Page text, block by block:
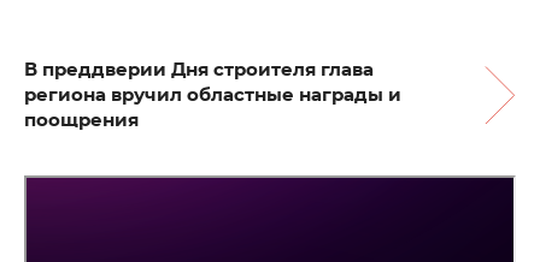
В преддверии Дня строителя глава
региона вручил областные награды и
поощрения